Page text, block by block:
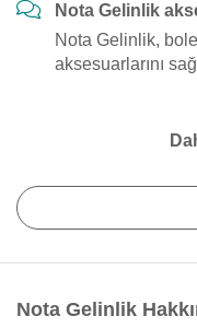
Nota Gelinlik
Nota Gelinlik,
aksesuarlarını
Nota Gelinlik